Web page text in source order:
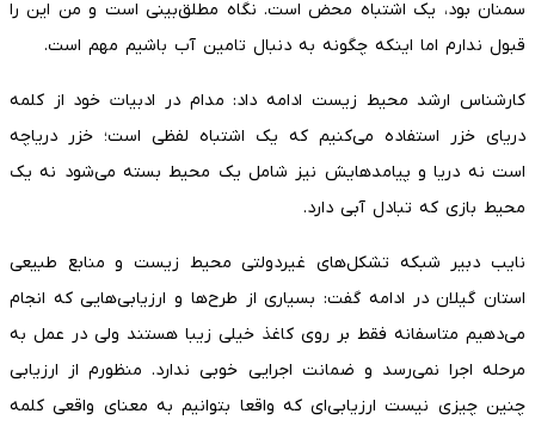
سمنان بود، یک اشتباه محض است. نگاه مطلق‌بینی است و من این را
قبول ندارم اما اینکه چگونه به دنبال تامین آب باشیم مهم است.
کارشناس ارشد محیط زیست ادامه داد: مدام در ادبیات خود از کلمه
دریای خزر استفاده می‌کنیم که یک اشتباه لفظی است؛ خزر دریاچه
است نه دریا و پیامدهایش نیز شامل یک محیط بسته می‌شود نه یک
محیط بازی که تبادل آبی دارد.
نایب دبیر شبکه تشکل‌های غیردولتی محیط زیست و منابع طبیعی
استان گیلان در ادامه گفت: بسیاری از طرح‌ها و ارزیابی‌هایی که انجام
می‌دهیم متاسفانه فقط بر روی کاغذ خیلی زیبا هستند ولی در عمل به
مرحله اجرا نمی‌رسد و ضمانت اجرایی خوبی ندارد. منظورم از ارزیابی
چنین چیزی نیست ارزیابی‌ای که واقعا بتوانیم به معنای واقعی کلمه